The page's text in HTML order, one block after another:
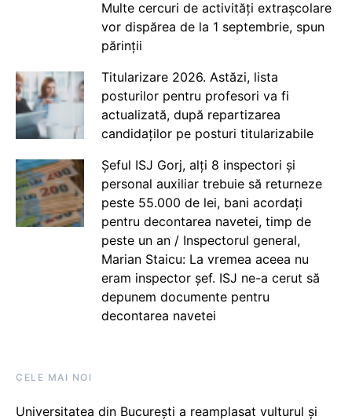
Multe cercuri de activități extrașcolare
vor dispărea de la 1 septembrie, spun
părinții
Titularizare 2026. Astăzi, lista
posturilor pentru profesori va fi
actualizată, după repartizarea
candidaților pe posturi titularizabile
Șeful ISJ Gorj, alți 8 inspectori și
personal auxiliar trebuie să returneze
peste 55.000 de lei, bani acordați
pentru decontarea navetei, timp de
peste un an / Inspectorul general,
Marian Staicu: La vremea aceea nu
eram inspector șef. ISJ ne-a cerut să
depunem documente pentru
decontarea navetei
CELE MAI NOI
Universitatea din București a reamplasat vulturul și